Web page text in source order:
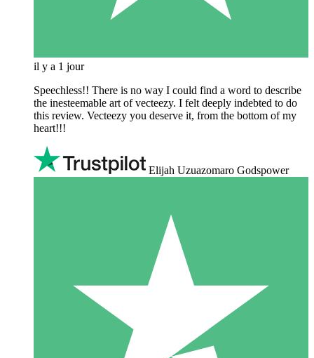
il y a 1 jour
Speechless!! There is no way I could find a word to describe
the inesteemable art of vecteezy. I felt deeply indebted to do
this review. Vecteezy you deserve it, from the bottom of my
heart!!!
Elijah Uzuazomaro Godspower